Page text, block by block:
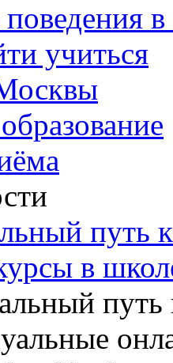
учиться
путь
в